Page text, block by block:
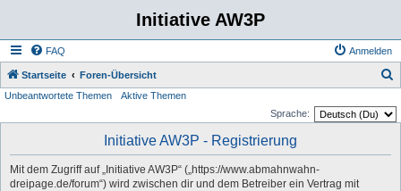
Initiative AW3P
FAQ Anmelden
Startseite Foren-Übersicht
Unbeantwortete Themen
Aktive Themen
Sprache:
Initiative AW3P - Registrierung
Mit dem Zugriff auf „Initiative AW3P“ („https://www.abmahnwahn-
dreipage.de/forum“) wird zwischen dir und dem Betreiber ein Vertrag mit